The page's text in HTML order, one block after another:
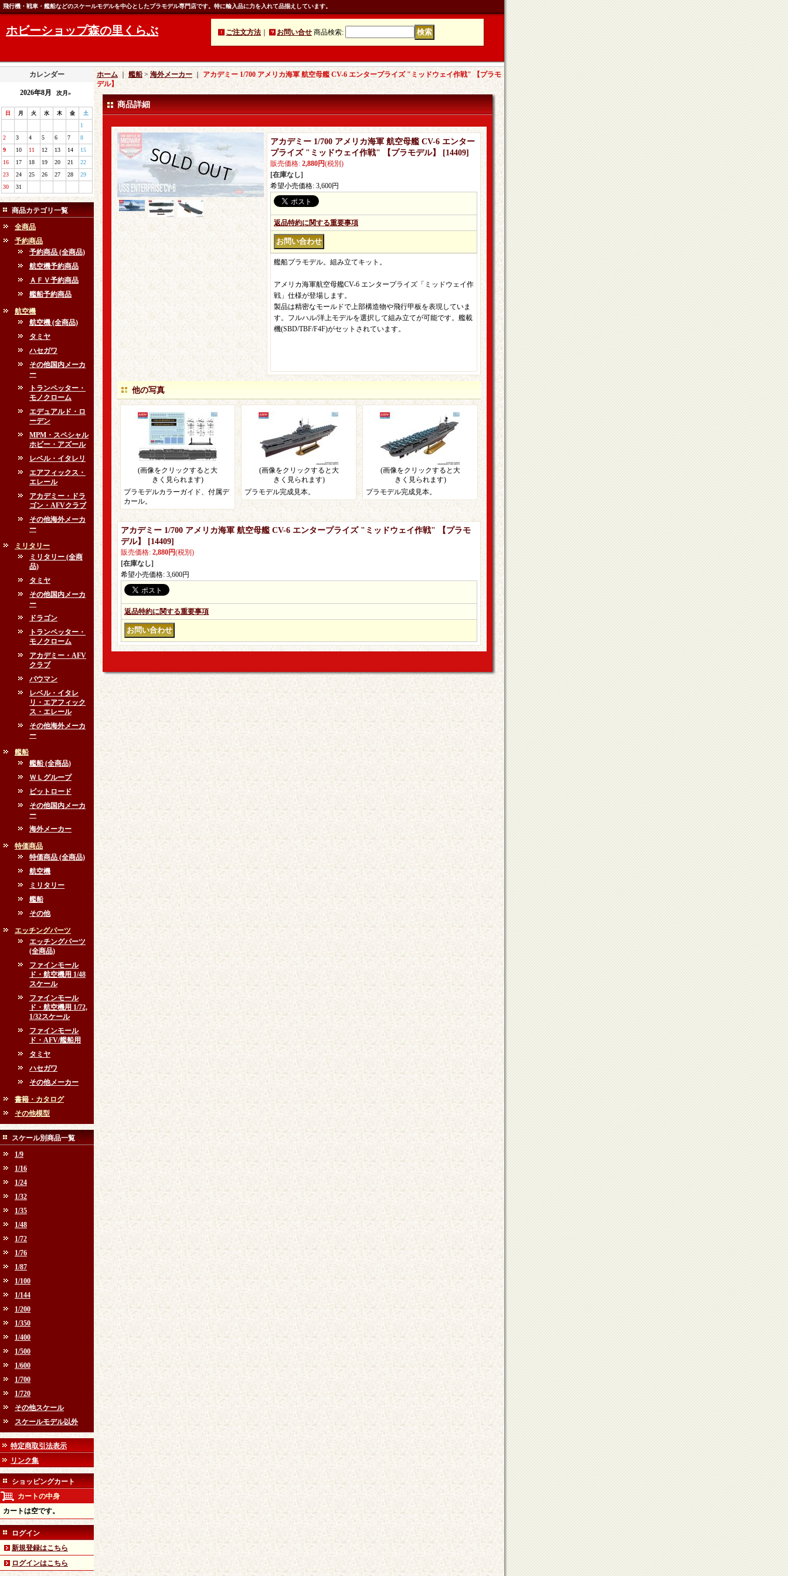
飛行機・戦車・艦船などのスケールモデルを中心としたプラモデル専門店です。特に輸入品に力を入れて品揃えしています。
ホビーショップ森の里くらぶ ご注文方法 お問い合せ 商品検索:
カレンダー
2026年8月 次月»
日 月 火 水 木 金 土
1
2
3 4 5 6 7
8
9
10 11 12 13 14
15
16
17 18 19 20 21
22
23
24 25 26 27 28
29
30
31
商品カテゴリ一覧
全商品
予約商品
予約商品 (全商品)
航空機予約商品
ＡＦＶ予約商品
艦船予約商品
航空機
航空機 (全商品)
タミヤ
ハセガワ
その他国内メーカ
ー
トランペッター・
モノクローム
エデュアルド・ロ
ーデン
MPM・スペシャル
ホビー・アズール
レベル・イタレリ
エアフィックス・
エレール
アカデミー・ドラ
ゴン・AFVクラブ
その他海外メーカ
ー
ミリタリー
ミリタリー (全商
品)
タミヤ
その他国内メーカ
ー
ドラゴン
トランペッター・
モノクローム
アカデミー・AFV
クラブ
バウマン
レベル・イタレ
リ・エアフィック
ス・エレール
その他海外メーカ
ー
艦船
艦船 (全商品)
ＷＬグループ
ピットロード
その他国内メーカ
ー
海外メーカー
特価商品
特価商品 (全商品)
航空機
ミリタリー
艦船
その他
エッチングパーツ
エッチングパーツ
(全商品)
ファインモール
ド・航空機用 1/48
スケール
ファインモール
ド・航空機用 1/72,
1/32スケール
ファインモール
ド・AFV/艦船用
タミヤ
ハセガワ
その他メーカー
書籍・カタログ
その他模型
スケール別商品一覧
1/9
1/16
1/24
1/32
1/35
1/48
1/72
1/76
1/87
1/100
1/144
1/200
1/350
1/400
1/500
1/600
1/700
1/720
その他スケール
スケールモデル以外
特定商取引法表示
リンク集
ショッピングカート
カートの中身
カートは空です。
ログイン
新規登録はこちら
ログインはこちら
ホーム 艦船> 海外メーカー ｜ アカデミー 1/700 アメリカ海軍 航空母艦 CV-6 エンタープライズ "ミッドウェイ作戦" 【プラモ
デル】
商品詳細
アカデミー 1/700 アメリカ海軍 航空母艦 CV-6 エンター
プライズ "ミッドウェイ作戦" 【プラモデル】
[14409]
販売価格: 2,880円(税別)
[在庫なし]
希望小売価格: 3,600円
返品特約に関する重要事項
艦船プラモデル。組み立てキット。
アメリカ海軍航空母艦CV-6 エンタープライズ「ミッドウェイ作
戦」仕様が登場します。
製品は精密なモールドで上部構造物や飛行甲板を表現していま
す。フルハル/洋上モデルを選択して組み立てが可能です。艦載
機(SBD/TBF/F4F)がセットされています。
他の写真
(画像をクリックすると大
きく見られます)
プラモデルカラーガイド、付属デ
カール。
(画像をクリックすると大
きく見られます)
プラモデル完成見本。
(画像をクリックすると大
きく見られます)
プラモデル完成見本。
アカデミー 1/700 アメリカ海軍 航空母艦 CV-6 エンタープライズ "ミッドウェイ作戦" 【プラモ
デル】
[14409]
販売価格: 2,880円(税別)
[在庫なし]
希望小売価格: 3,600円
返品特約に関する重要事項